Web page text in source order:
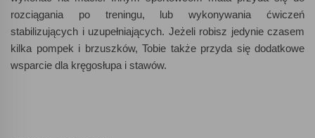
rozciągania po treningu, lub wykonywania ćwiczeń
stabilizujących i uzupełniających. Jeżeli robisz jedynie czasem
kilka pompek i brzuszków, Tobie także przyda się dodatkowe
wsparcie dla kręgosłupa i stawów.